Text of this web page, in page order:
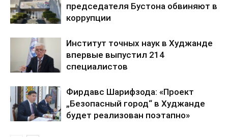
председателя Бустона обвиняют в
коррупции
Институт точных наук в Худжанде
впервые выпустил 214
специалистов
Фирдавс Шарифзода: «Проект
„Безопасный город“ в Худжанде
будет реализован поэтапно»